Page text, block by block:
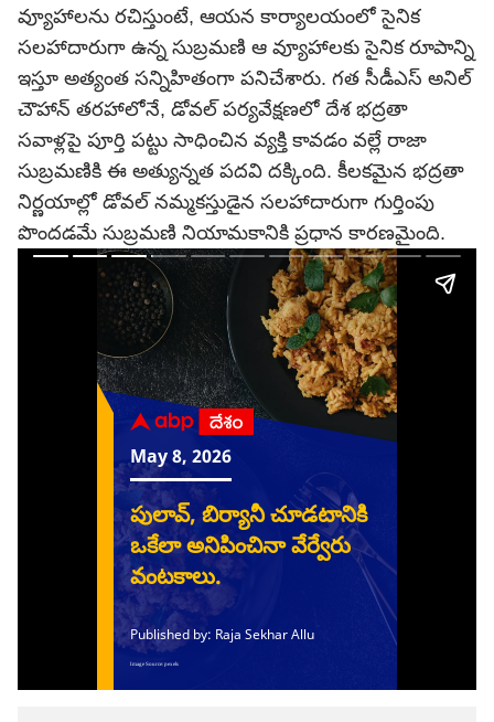
వ్యూహాలను రచిస్తుంటే, ఆయన కార్యాలయంలో సైనిక
సలహాదారుగా ఉన్న సుబ్రమణి ఆ వ్యూహాలకు సైనిక రూపాన్ని
ఇస్తూ అత్యంత సన్నిహితంగా పనిచేశారు. గత సీడీఎస్ అనిల్
చౌహాన్ తరహాలోనే, డోవల్ పర్యవేక్షణలో దేశ భద్రతా
సవాళ్లపై పూర్తి పట్టు సాధించిన వ్యక్తి కావడం వల్లే రాజా
సుబ్రమణికి ఈ అత్యున్నత పదవి దక్కింది. కీలకమైన భద్రతా
నిర్ణయాల్లో డోవల్ నమ్మకస్తుడైన సలహాదారుగా గుర్తింపు
పొందడమే సుబ్రమణి నియామకానికి ప్రధాన కారణమైంది.